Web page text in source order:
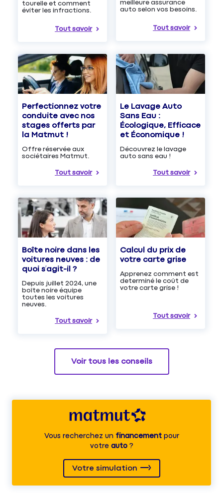
tourelle et comment
éviter les infractions.
Tout savoir
meilleure assurance
auto selon vos besoins.
Tout savoir
Perfectionnez votre
conduite avec nos
stages offerts par
la Matmut !
Offre réservée aux
sociétaires Matmut.
Tout savoir
Le Lavage Auto
Sans Eau :
Écologique, Efficace
et Économique !
Découvrez le lavage
auto sans eau !
Tout savoir
Boîte noire dans les
voitures neuves : de
quoi s’agit-il ?
Depuis juillet 2024, une
boîte noire équipe
toutes les voitures
neuves.
Tout savoir
Calcul du prix de
votre carte grise
Apprenez comment est
determiné le coût de
votre carte grise !
Tout savoir
Voir tous les conseils
Vous recherchez unfinancementpour
votre auto?
Votre simulation